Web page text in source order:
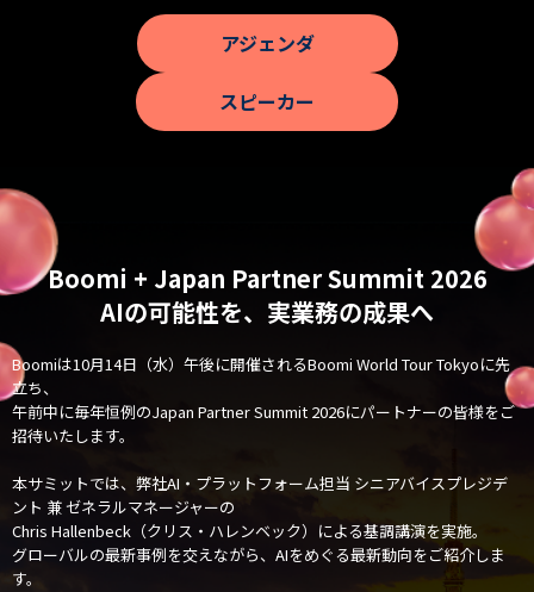
アジェンダ
スピーカー
Boomi + Japan Partner Summit 2026
AIの可能性を、実業務の成果へ
Boomiは10月14日（水）午後に開催されるBoomi World Tour Tokyoに先
立ち、
午前中に毎年恒例のJapan Partner Summit 2026にパートナーの皆様をご
招待いたします。
本サミットでは、弊社AI・プラットフォーム担当 シニアバイスプレジデ
ント 兼 ゼネラルマネージャーの
Chris Hallenbeck（クリス・ハレンベック）による基調講演を実施。
グローバルの最新事例を交えながら、AIをめぐる最新動向をご紹介しま
す。